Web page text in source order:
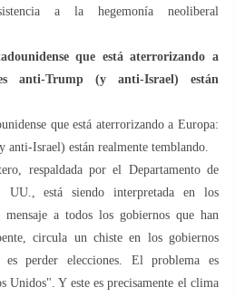
a la hegemonía neoliberal
que está aterrorizando a
anti-Trump (y anti-Israel) están
que está aterrorizando a Europa:
Israel) están realmente temblando.
respaldada por el Departamento de
UU., está siendo interpretada en los
a todos los gobiernos que han
circula un chiste en los gobiernos
perder elecciones. El problema es
Unidos". Y este es precisamente el clima